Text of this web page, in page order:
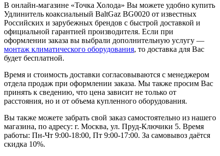
В онлайн-магазине «Точка Холода» Вы можете удобно купить
Удлинитель коаксиальный BaltGaz BG0020 от известных
Российских и зарубежных брендов с быстрой доставкой и
официальной гарантией производителя. Если при
оформлении заказа вы выбрали дополнительную услугу —
монтаж климатического оборудования, то доставка для Вас
будет бесплатной.
Время и стоимость доставки согласовываются с менеджером
отдела продаж при оформлении заказа. Мы также просим Вас
принять к сведению, что цена зависит не только от
расстояния, но и от объема купленного оборудования.
Вы также можете забрать свой заказ самостоятельно из нашего
магазина, по адресу: г. Москва, ул. Пруд-Ключики 5. Время
работы: Пн-Чт 9:00-18:00, Пт 9:00-17:00. За самовывоз даётся
скидка 10%.